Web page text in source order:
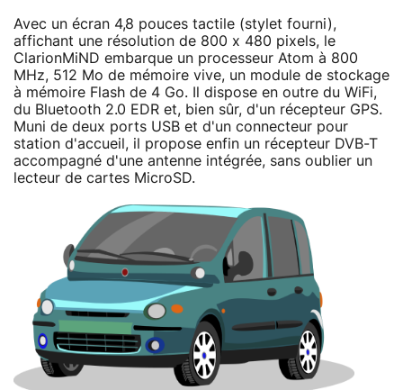
Avec un écran 4,8 pouces tactile (stylet fourni),
affichant une résolution de 800 x 480 pixels, le
ClarionMiND embarque un processeur Atom à 800
MHz, 512 Mo de mémoire vive, un module de stockage
à mémoire Flash de 4 Go. Il dispose en outre du WiFi,
du Bluetooth 2.0 EDR et, bien sûr, d'un récepteur GPS.
Muni de deux ports USB et d'un connecteur pour
station d'accueil, il propose enfin un récepteur DVB-T
accompagné d'une antenne intégrée, sans oublier un
lecteur de cartes MicroSD.